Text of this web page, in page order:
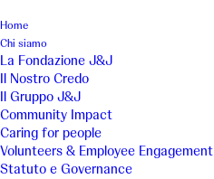
Home
Chi siamo
La Fondazione J&J
Il Nostro Credo
Il Gruppo J&J
Community Impact
Caring for people
Volunteers & Employee Engagement
Statuto e Governance
Home